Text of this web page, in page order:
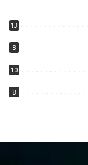
13
8
10
8